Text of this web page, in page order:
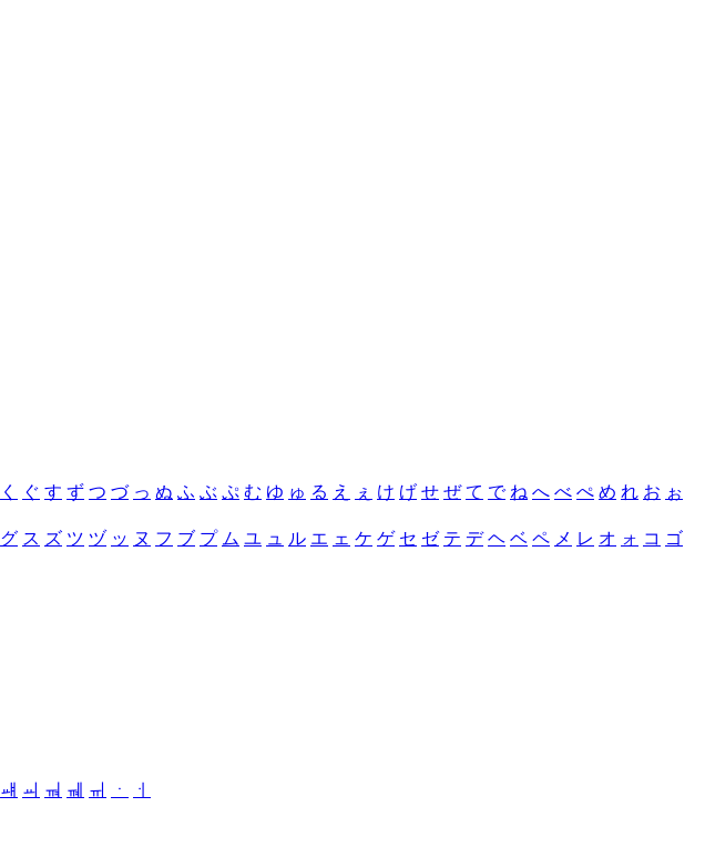
く ぐ す ず つ づ っ ぬ ふ ぶ ぷ む ゆ ゅ る え ぇ け げ せ ぜ て で ね へ べ ぺ め れ お ぉ
グ ス ズ ツ ヅ ッ ヌ フ ブ プ ム ユ ュ ル エ ェ ケ ゲ セ ゼ テ デ ヘ ベ ペ メ レ オ ォ コ ゴ
ㆈ ㆉ ㆊ ㆋ ㆌ ㆍ
ㆎ